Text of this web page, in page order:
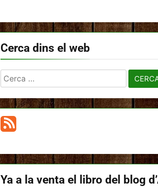
Cerca dins el web
Cerca:
Ya a la venta el libro del blog